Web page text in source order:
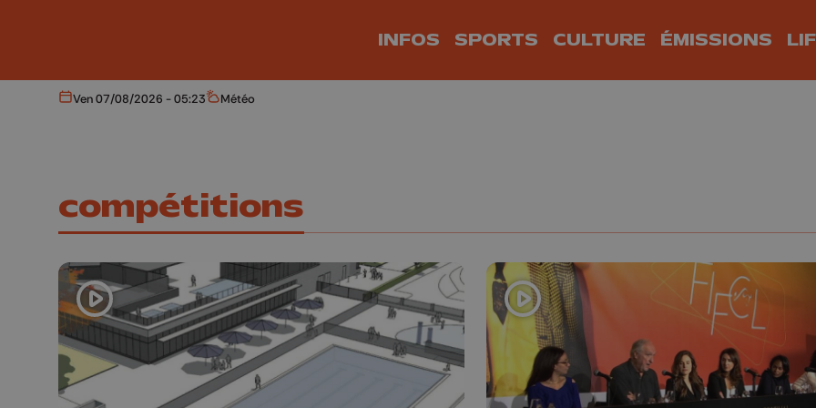
INFOS SPORTS CULTURE ÉMISSIONS
Aujourd'hui
Ven 07/08/2026 - 05:23 Météo
Météo
compétitions